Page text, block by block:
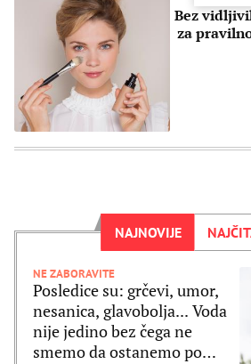
Bez
za
NAJNOVIJE
NE ZABORAVITE
Posledice su: grčevi, umor,
nesanica, glavobolja... Voda
nije jedino bez čega ne
smemo da ostanemo po